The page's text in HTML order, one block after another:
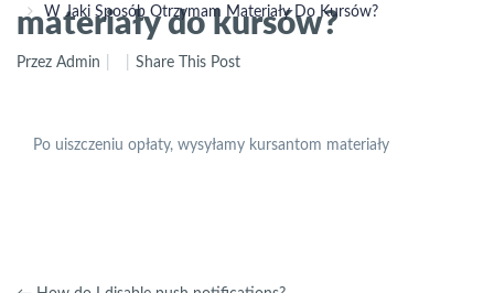
W Jaki Sposób Otrzymam Materiały Do Kursów?
materiały do kursów?
Przez Admin Share This Post
Po uiszczeniu opłaty, wysyłamy kursantom materiały